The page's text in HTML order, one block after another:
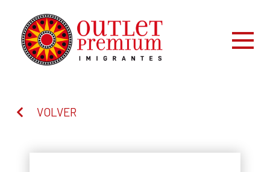
VOLVER